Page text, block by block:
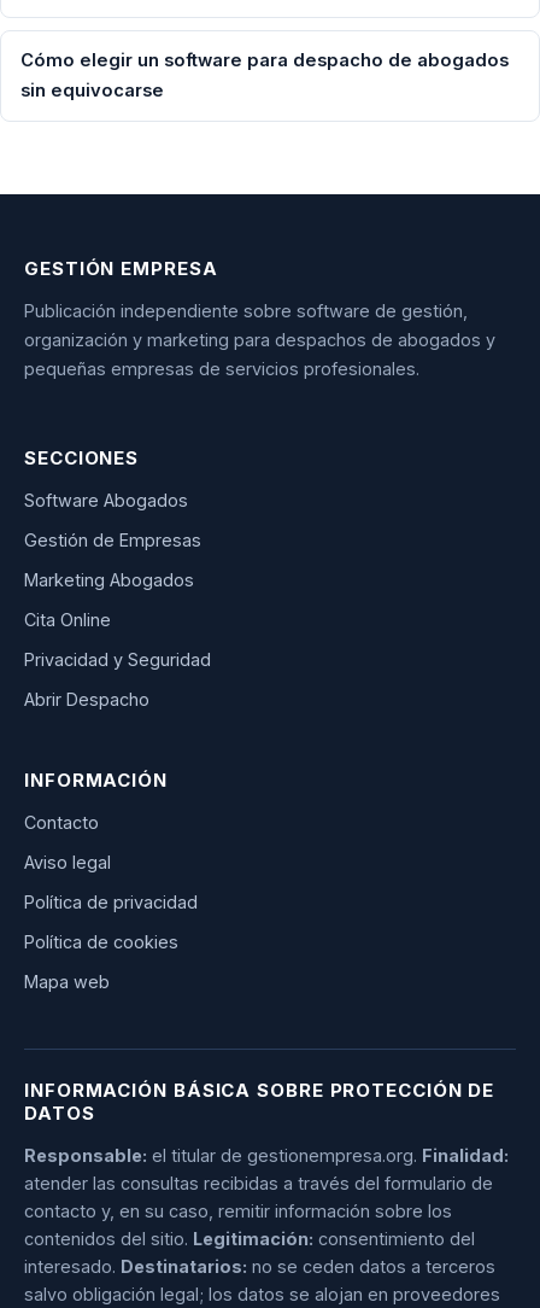
Cómo elegir un software para despacho de abogados
sin equivocarse
GESTIÓN EMPRESA
Publicación independiente sobre software de gestión,
organización y marketing para despachos de abogados y
pequeñas empresas de servicios profesionales.
SECCIONES
Software Abogados
Gestión de Empresas
Marketing Abogados
Cita Online
Privacidad y Seguridad
Abrir Despacho
INFORMACIÓN
Contacto
Aviso legal
Política de privacidad
Política de cookies
Mapa web
INFORMACIÓN BÁSICA SOBRE PROTECCIÓN DE
DATOS
Responsable: el titular de gestionempresa.org. Finalidad:
atender las consultas recibidas a través del formulario de
contacto y, en su caso, remitir información sobre los
contenidos del sitio. Legitimación: consentimiento del
interesado. Destinatarios: no se ceden datos a terceros
salvo obligación legal; los datos se alojan en proveedores